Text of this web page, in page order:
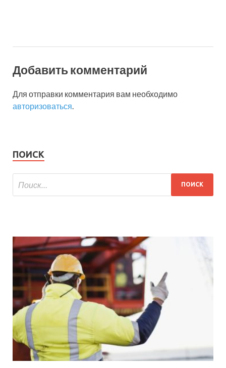
Добавить комментарий
Для отправки комментария вам необходимо
авторизоваться.
ПОИСК